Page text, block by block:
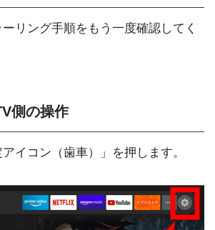
リング手順をもう一度確認してく
側の操作
イコン（歯車）」を押します。